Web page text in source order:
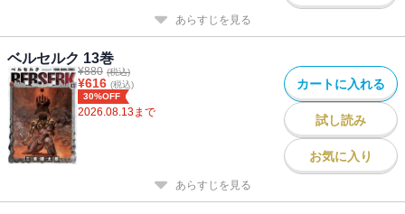
あらすじを見る
ベルセルク 13巻
¥880 (税込)
¥616 (税込)
30%OFF
2026.08.13まで
カートに入れる
試し読み
お気に入り
あらすじを見る